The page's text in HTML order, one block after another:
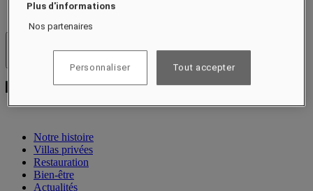
Hôtels et resorts
Notre histoire
Villas privées
Restauration
Bien-être
Actualités
Plus d'informations
Nos partenaires
Personnaliser Tout accepter